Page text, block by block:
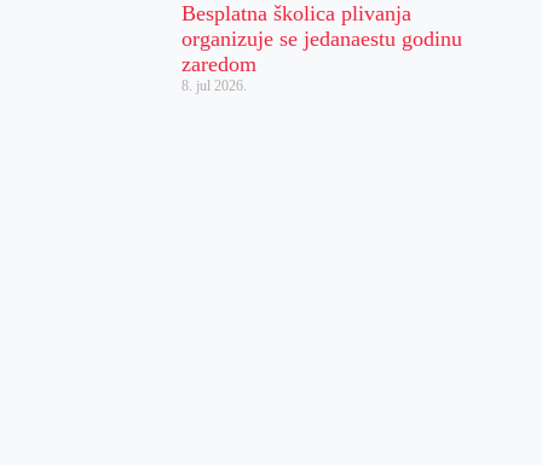
Besplatna školica plivanja
organizuje se jedanaestu godinu
zaredom
8. jul 2026.